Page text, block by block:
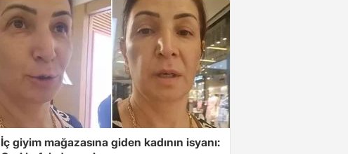
İç giyim mağazasına giden kadının isyanı: